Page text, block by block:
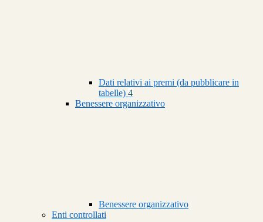
Dati relativi ai premi (da pubblicare in
tabelle) 4
Benessere organizzativo
Benessere organizzativo
Enti controllati